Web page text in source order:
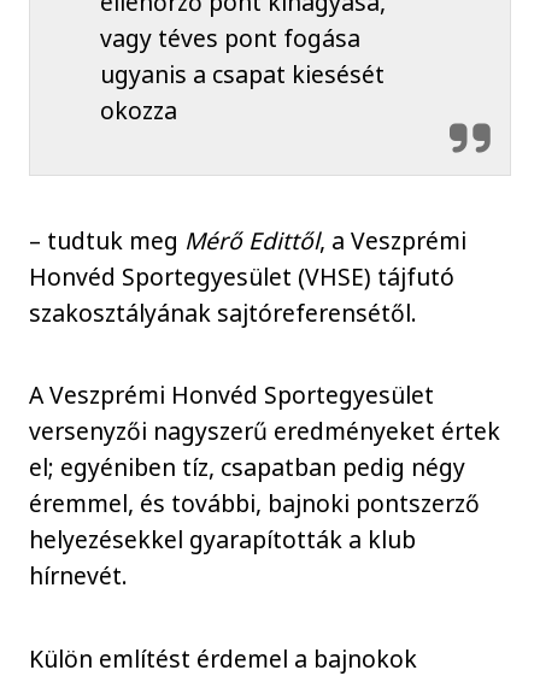
vagy téves pont fogása
ugyanis a csapat kiesését
okozza
– tudtuk meg Mérő Edittől, a Veszprémi
Honvéd Sportegyesület (VHSE) tájfutó
szakosztályának sajtóreferensétől.
A Veszprémi Honvéd Sportegyesület
versenyzői nagyszerű eredményeket értek
el; egyéniben tíz, csapatban pedig négy
éremmel, és további, bajnoki pontszerző
helyezésekkel gyarapították a klub
hírnevét.
Külön említést érdemel a bajnokok